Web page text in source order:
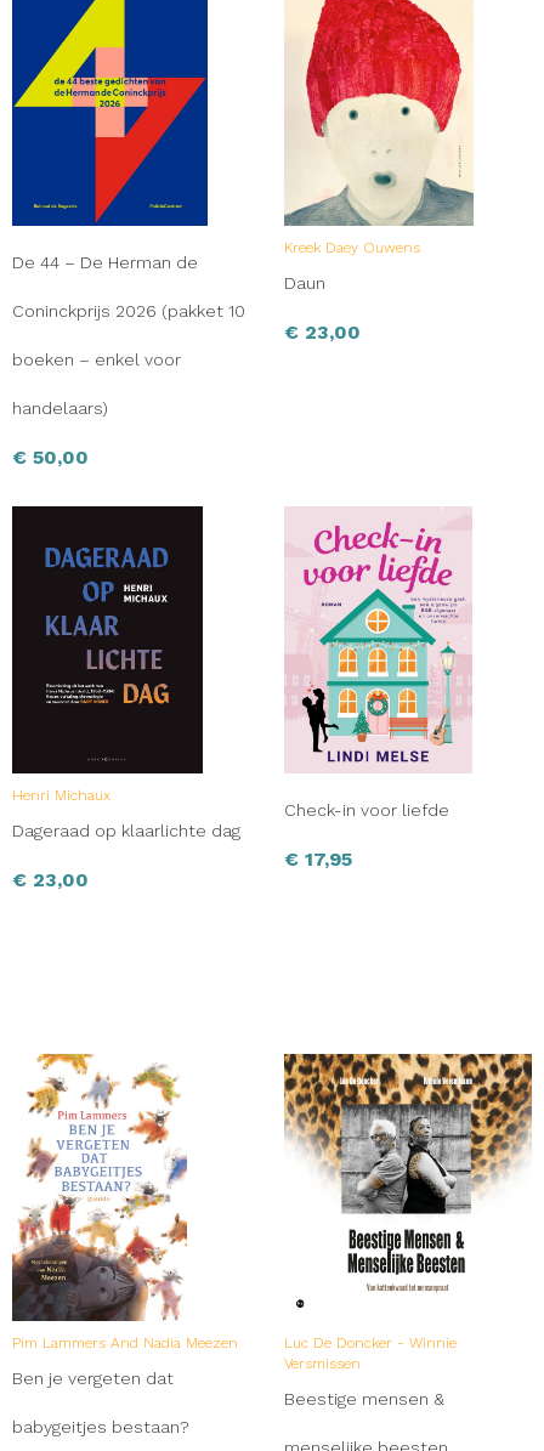
De 44 – De Herman de
Coninckprijs 2026 (pakket 10
boeken – enkel voor
handelaars)
€ 50,00
Kreek Daey Ouwens
Daun
€ 23,00
Henri Michaux
Dageraad op klaarlichte dag
€ 23,00
Check-in voor liefde
€ 17,95
Pim Lammers And Nadia Meezen
Ben je vergeten dat
babygeitjes bestaan?
Luc De Doncker - Winnie
Versmissen
Beestige mensen &